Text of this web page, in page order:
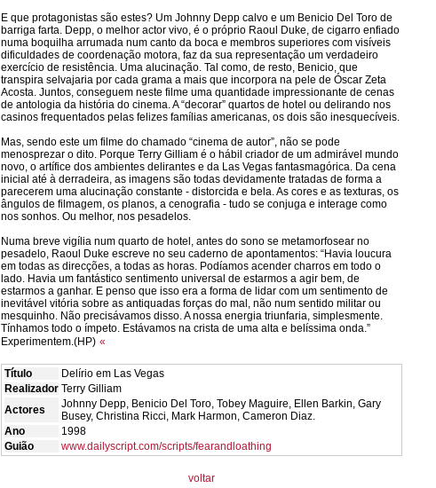
E que protagonistas são estes? Um Johnny Depp calvo e um Benicio Del Toro de
barriga farta. Depp, o melhor actor vivo, é o próprio Raoul Duke, de cigarro enfiado
numa boquilha arrumada num canto da boca e membros superiores com visíveis
dificuldades de coordenação motora, faz da sua representação um verdadeiro
exercício de resistência. Uma alucinação. Tal como, de resto, Benicio, que
transpira selvajaria por cada grama a mais que incorpora na pele de Óscar Zeta
Acosta. Juntos, conseguem neste filme uma quantidade impressionante de cenas
de antologia da história do cinema. A “decorar” quartos de hotel ou delirando nos
casinos frequentados pelas felizes famílias americanas, os dois são inesquecíveis.
Mas, sendo este um filme do chamado “cinema de autor”, não se pode
menosprezar o dito. Porque Terry Gilliam é o hábil criador de um admirável mundo
novo, o artífice dos ambientes delirantes e da Las Vegas fantasmagórica. Da cena
inicial até à derradeira, as imagens são todas devidamente tratadas de forma a
parecerem uma alucinação constante - distorcida e bela. As cores e as texturas, os
ângulos de filmagem, os planos, a cenografia - tudo se conjuga e interage como
nos sonhos. Ou melhor, nos pesadelos.
Numa breve vigília num quarto de hotel, antes do sono se metamorfosear no
pesadelo, Raoul Duke escreve no seu caderno de apontamentos: “Havia loucura
em todas as direcções, a todas as horas. Podíamos acender charros em todo o
lado. Havia um fantástico sentimento universal de estarmos a agir bem, de
estarmos a ganhar. E penso que isso era a forma de lidar com um sentimento de
inevitável vitória sobre as antiquadas forças do mal, não num sentido militar ou
mesquinho. Não precisávamos disso. A nossa energia triunfaria, simplesmente.
Tínhamos todo o ímpeto. Estávamos na crista de uma alta e belíssima onda.”
Experimentem.(HP) «
Título
Delírio em Las Vegas
Realizador Terry Gilliam
Actores
Johnny Depp, Benicio Del Toro, Tobey Maguire, Ellen Barkin, Gary
Busey, Christina Ricci, Mark Harmon, Cameron Diaz.
Ano
1998
Guião
www.dailyscript.com/scripts/fearandloathing
voltar